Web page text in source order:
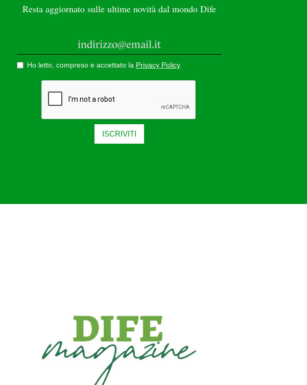
Resta aggiornato sulle ultime novità dal mondo Dife
Ho letto, compreso e accettato la Privacy Policy